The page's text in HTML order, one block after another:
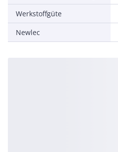
Werkstoffgüte
Newlec